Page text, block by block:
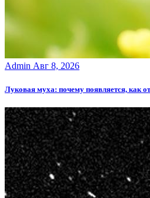
Admin Авг 8, 2026
Луковая муха: почему появляется, как от